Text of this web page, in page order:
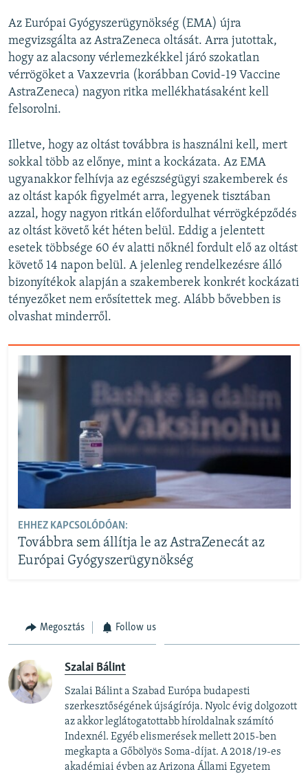
Auto 240p 360p 480p
720p 1080p
360p
480p
720p
1080p
Az Európai Gyógyszerügynökség (EMA) újra
megvizsgálta az AstraZeneca oltását. Arra jutottak,
hogy az alacsony vérlemezkékkel járó szokatlan
vérrögöket a Vaxzevria (korábban Covid-19 Vaccine
AstraZeneca) nagyon ritka mellékhatásaként kell
felsorolni.
Illetve, hogy az oltást továbbra is használni kell, mert
sokkal több az előnye, mint a kockázata. Az EMA
ugyanakkor felhívja az egészségügyi szakemberek és
az oltást kapók figyelmét arra, legyenek tisztában
azzal, hogy nagyon ritkán előfordulhat vérrögképződés
az oltást követő két héten belül. Eddig a jelentett
esetek többsége 60 év alatti nőknél fordult elő az oltást
követő 14 napon belül. A jelenleg rendelkezésre álló
bizonyítékok alapján a szakemberek konkrét kockázati
tényezőket nem erősítettek meg. Alább bővebben is
olvashat minderről.
EHHEZ KAPCSOLÓDÓAN:
Továbbra sem állítja le az AstraZenecát az
Európai Gyógyszerügynökség
Megosztás Follow us
Szalai Bálint
Szalai Bálint a Szabad Európa budapesti
szerkesztőségének újságírója. Nyolc évig dolgozott
az akkor leglátogatottabb híroldalnak számító
Indexnél. Egyéb elismerések mellett 2015-ben
megkapta a Gőbölyös Soma-díjat. A 2018/19-es
akadémiai évben az Arizona Állami Egyetem